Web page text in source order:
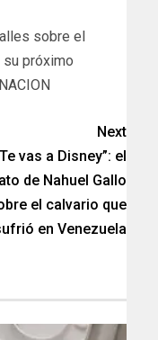
sobre el
próximo
Next
vas a Disney”: el
de Nahuel Gallo
el calvario que
en Venezuela